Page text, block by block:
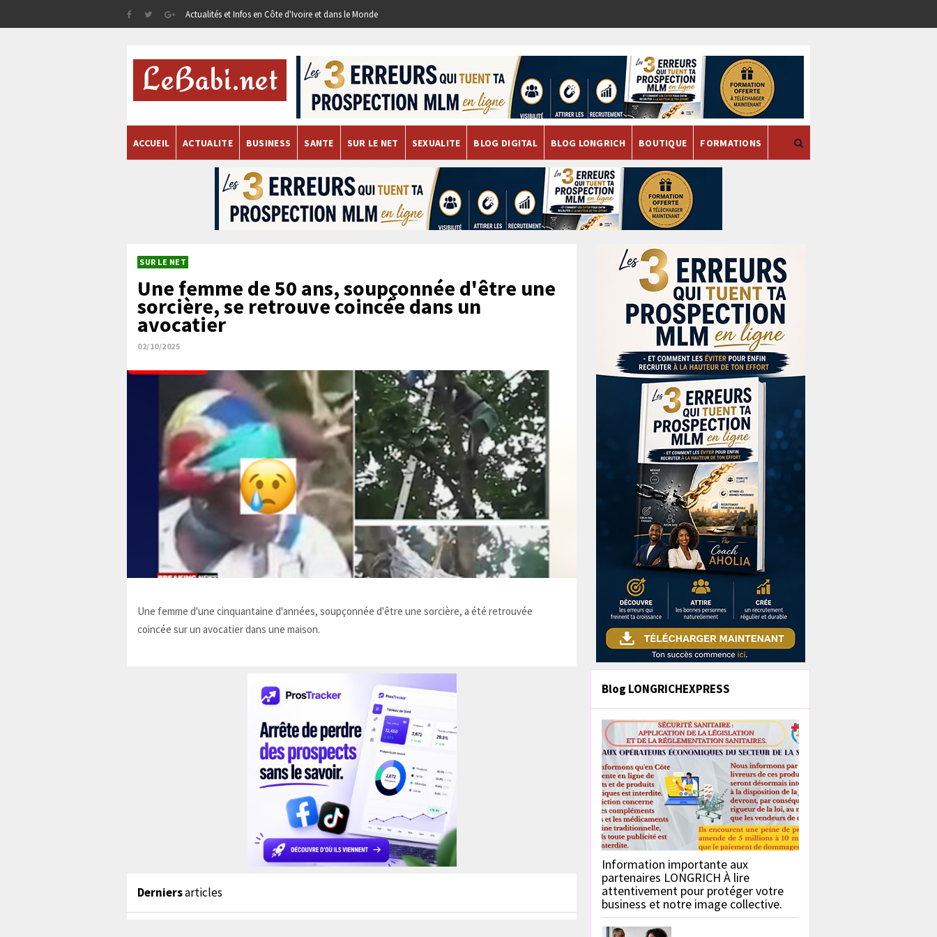
Actualités et Infos en Côte d'Ivoire et dans le Monde
ACCUEIL ACTUALITE BUSINESS SANTE SUR LE NET SEXUALITE BLOG DIGITAL BLOG LONGRICH BOUTIQUE FORMATIONS
SUR LE NET
Une femme de 50 ans, soupçonnée d'être une
sorcière, se retrouve coincée dans un
avocatier
02/10/2025
Une femme d'une cinquantaine d'années, soupçonnée d'être une sorcière, a été retrouvée
coincée sur un avocatier dans une maison.
Derniersarticles
Blog LONGRICHEXPRESS
Information importante aux
partenaires LONGRICH À lire
attentivement pour protéger votre
business et notre image collective.